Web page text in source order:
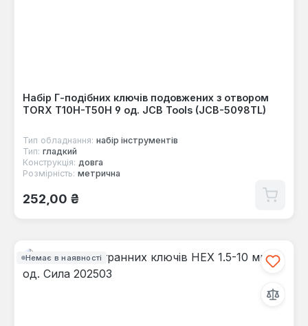
Набір Г-подібних ключів подовжених з отвором
TORX T10H-T50H 9 од. JCB Tools (JCB-5098TL)
Тип обладнання: набір інструментів
Тип: гладкий
Конструкція: довга
Розмірність: метрична
Звичайна ціна:
252,00 ₴
Немає в наявності